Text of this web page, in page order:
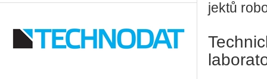
jek­tů